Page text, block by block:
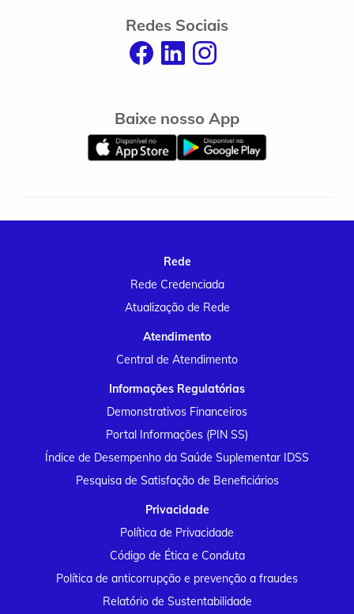
Redes Sociais
Baixe nosso App
Rede
Rede Credenciada
Atualização de Rede
Atendimento
Central de Atendimento
Informações Regulatórias
Demonstrativos Financeiros
Portal Informações (PIN SS)
Índice de Desempenho da Saúde Suplementar IDSS
Pesquisa de Satisfação de Beneficiários
Privacidade
Política de Privacidade
Código de Ética e Conduta
Política de anticorrupção e prevenção a fraudes
Relatório de Sustentabilidade